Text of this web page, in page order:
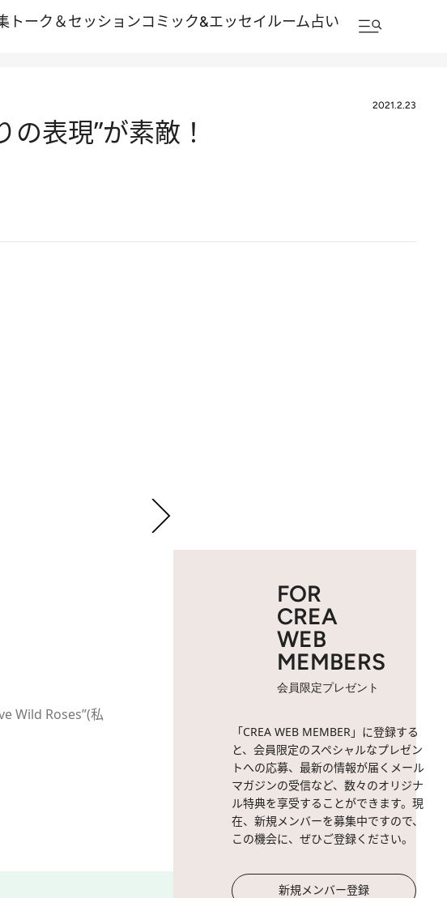
トーク＆セッションコミック&エッセイルーム占い
2021.2.23
表現”が素敵！
Wild Roses”(私
FOR
CREA
WEB
MEMBERS
会員限定プレゼント
「CREA WEB MEMBER」に登録する
と、会員限定のスペシャルなプレゼン
トへの応募、最新の情報が届くメール
マガジンの受信など、数々のオリジナ
ル特典を享受することができます。現
在、新規メンバーを募集中ですので、
この機会に、ぜひご登録ください。
新規メンバー登録